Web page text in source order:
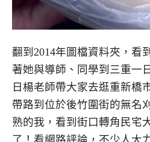
翻到2014年圖檔資料夾，看
著她與導師、同學到三重一
日楊老師帶大家去逛重新橋
帶路到位於後竹圍街的無名
熟的我，看到街口轉角民宅